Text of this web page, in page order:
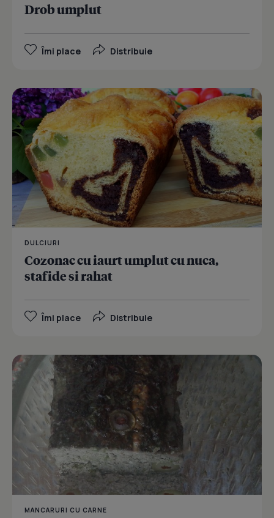
Drob umplut
Îmi place Distribuie
DULCIURI
Cozonac cu iaurt umplut cu nuca,
stafide si rahat
Îmi place Distribuie
MANCARURI CU CARNE